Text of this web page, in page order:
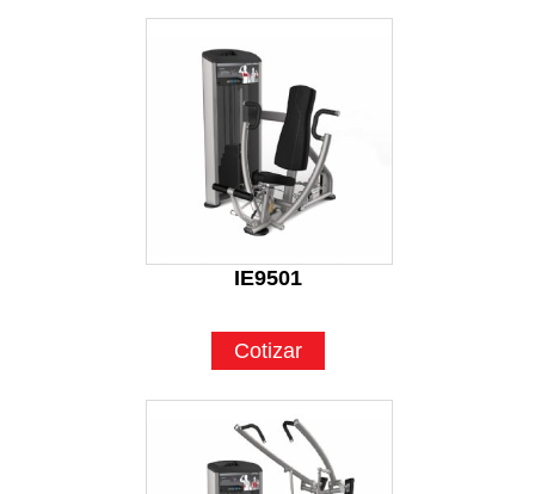
IE9501
Cotizar